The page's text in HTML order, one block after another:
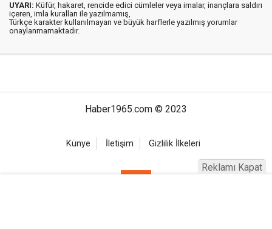
UYARI: Küfür, hakaret, rencide edici cümleler veya imalar, inançlara saldırı
içeren, imla kuralları ile yazılmamış,
Türkçe karakter kullanılmayan ve büyük harflerle yazılmış yorumlar
onaylanmamaktadır.
Haber1965.com © 2023
Künye İletişim Gizlilik İlkeleri
Reklamı Kapat